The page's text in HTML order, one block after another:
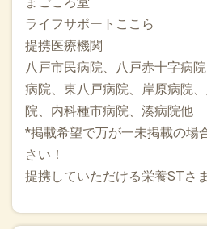
2025.05.07
連休が明けました。連休中は、GW
医が決まらず不安です、往診して
あり、往診に行き今の現状をご説
かせていただくことになりました
の治療（関節の隙間に打つ！ヒア
節）・今すぐ取り去りたいその痛
ロック注射などにも対応しており
い！
2025.05.01
ライフサポートここら
提携医療機関
八戸市民病院、八戸赤十字病
病院、東八戸病院、岸原病院
院、内科種市病院、湊病院他
*掲載希望で万が一未掲載の場
さい！
提携していただける栄養STさ